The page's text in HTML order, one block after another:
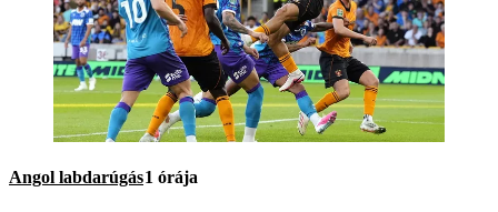
Angol labdarúgás1 órája